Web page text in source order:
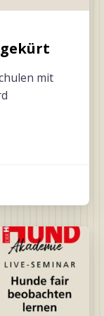
gekürt
mit